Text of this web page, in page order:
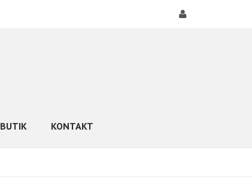
KONTAKT